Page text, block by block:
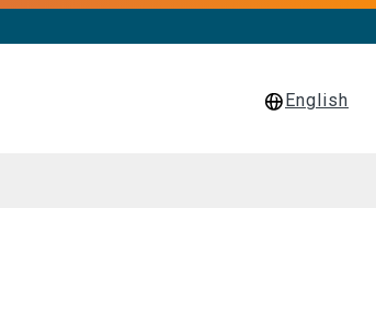
English